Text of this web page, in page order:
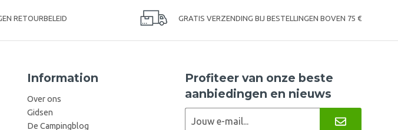
RETOURBELEID GRATIS VERZENDING BIJ BESTELLINGEN BOVEN 75 €
Information
Over ons
Gidsen
De Campingblog
Profiteer van onze beste
aanbiedingen en nieuws